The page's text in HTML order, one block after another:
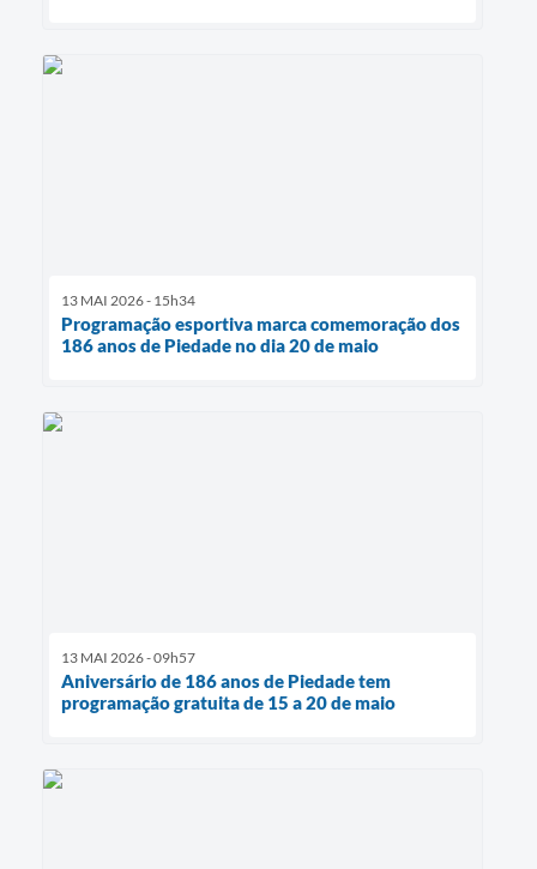
13 MAI 2026 - 15h34
Programação esportiva marca comemoração dos
186 anos de Piedade no dia 20 de maio
13 MAI 2026 - 09h57
Aniversário de 186 anos de Piedade tem
programação gratuita de 15 a 20 de maio